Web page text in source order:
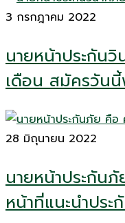
3 กรกฎาคม 2022
นายหน้าประกัน
เดือน สมัครวัน
28 มิถุนายน 2022
นายหน้าประกัน
หน้าที่แนะนำประ